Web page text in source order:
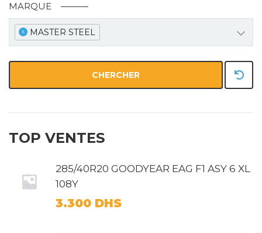
MARQUE
x MASTER STEEL
CHERCHER
TOP VENTES
285/40R20 GOODYEAR EAG F1 ASY 6 XL
108Y
3.300 DHS